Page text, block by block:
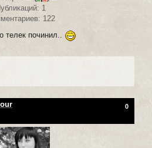
1
122
телек починил..
0